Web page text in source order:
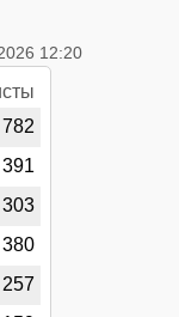
12:20
782
391
303
380
257